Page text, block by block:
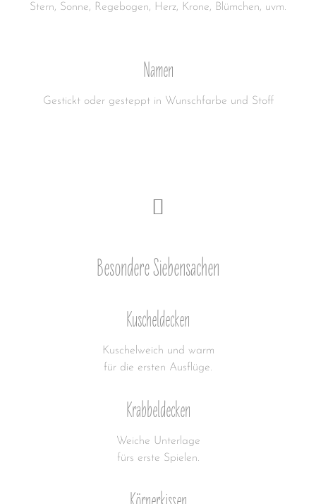
Stern, Sonne, Regebogen, Herz, Krone, Blümchen, uvm.
Namen
Gestickt oder gesteppt in Wunschfarbe und Stoff
Besondere Siebensachen
Kuscheldecken
Kuschelweich und warm
für die ersten Ausflüge.
Krabbeldecken
Weiche Unterlage
fürs erste Spielen.